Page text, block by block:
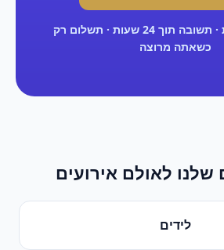
🔒 בלי התחייבות · תשובה תוך 24 שעות · תשלום רק
כשאתה מרוצה
שלנו לאולם אירועים
לידים